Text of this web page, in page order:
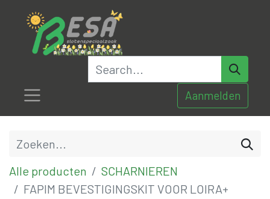
Aanmelden
Alle producten
SCHARNIEREN
FAPIM BEVESTIGINGSKIT VOOR LOIRA+